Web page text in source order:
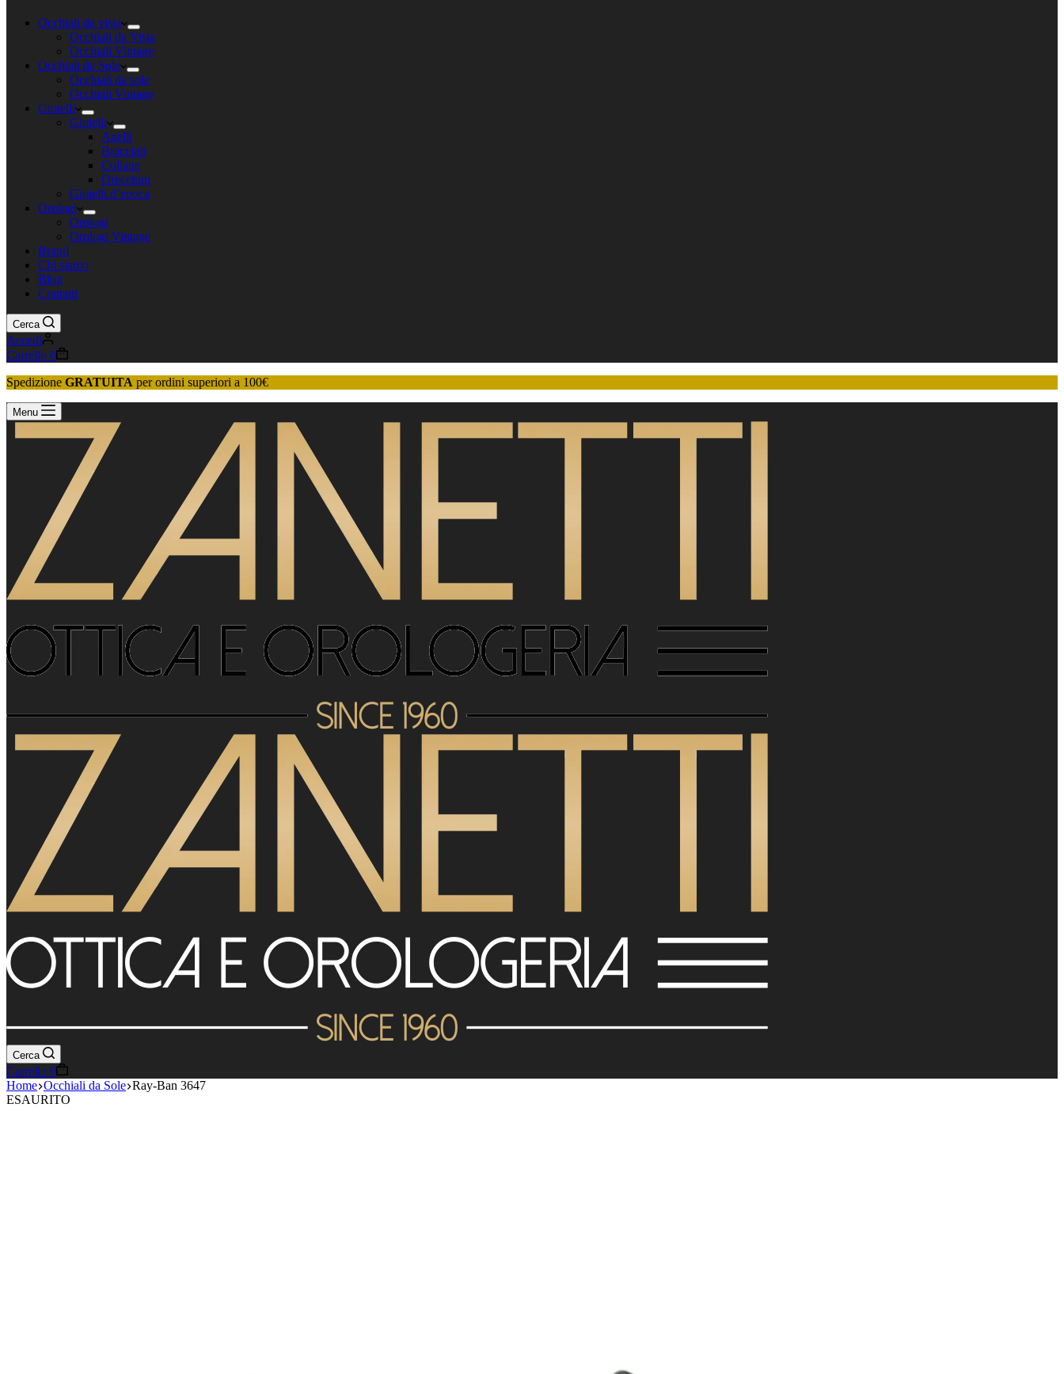
Occhiali da vista
Occhiali da Vista
Occhiali Vintage
Occhiali da Sole
Occhiali da sole
Occhiali Vintage
Gioielli
Gioielli
Anelli
Bracciali
Collane
Orecchini
Gioielli d’epoca
Orologi
Orologi
Orologi Vintage
Brand
Chi siamo
Blog
Contatti
Cerca
Accedi
Carrello 0
Spedizione GRATUITA per ordini superiori a 100€
Menu
Cerca
Carrello 0
Home Occhiali da Sole Ray-Ban 3647
ESAURITO